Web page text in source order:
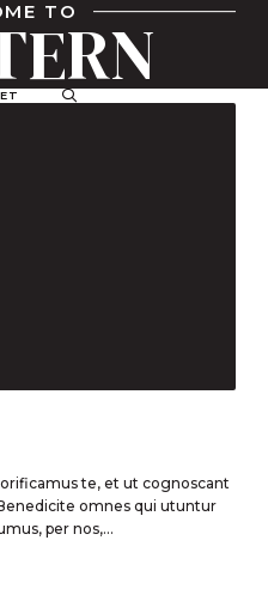
TO
te, et ut cognoscant
omnes qui utuntur
per nos,…